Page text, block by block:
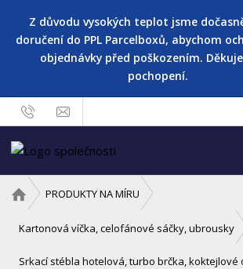
Z důvodu vysokých teplot jsme
doručení do PPL Parcelboxů, abychom
objednávky před poškozením.
pochopení.
v
o
n
PRODUKTY NA MÍRU
Kartonová víčka, celofánové sáčky, ubrousky
Srkací stébla hotelová, turbo brčka, koktejlové